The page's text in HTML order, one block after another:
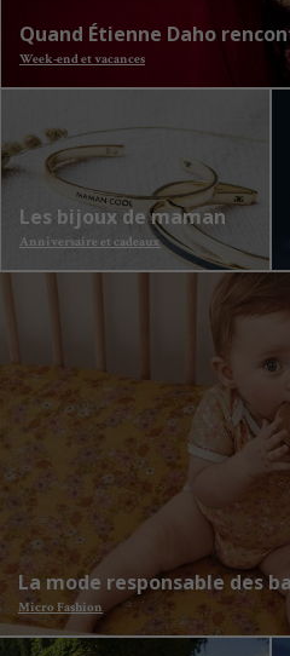
Quand Étienne Daho
Week-end et vacances
Les bijoux de maman
Anniversaire et cadeaux
La mode responsable des
Micro Fashion